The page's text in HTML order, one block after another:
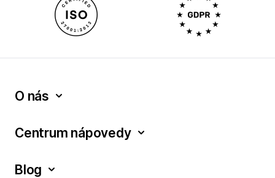
O nás
Centrum nápovedy
Blog